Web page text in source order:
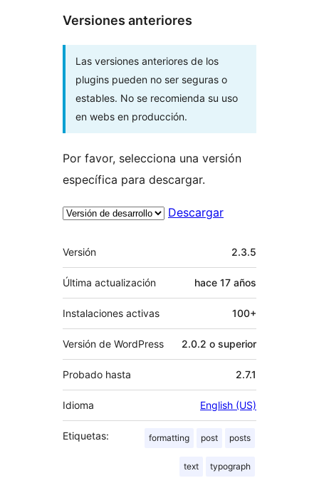
Versiones anteriores
Las versiones anteriores de los
plugins pueden no ser seguras o
estables. No se recomienda su uso
en webs en producción.
Por favor, selecciona una versión
específica para descargar.
Descargar
Meta
Versión 2.3.5
Última actualización hace 17 años
Instalaciones activas 100+
Versión de WordPress 2.0.2 o superior
Probado hasta 2.7.1
Idioma English (US)
Etiquetas: formatting post posts
text typograph